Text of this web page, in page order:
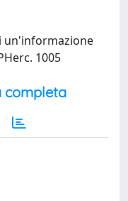
un'informazione
1005
completa